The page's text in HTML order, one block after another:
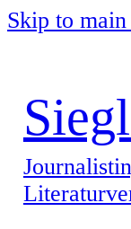
Skip to